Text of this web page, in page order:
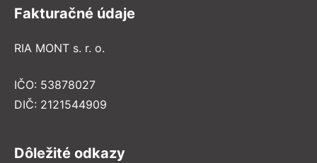
Fakturačné údaje
RIA MONT s. r. o.
IČO: 53878027
DIČ: 2121544909
Dôležité odkazy